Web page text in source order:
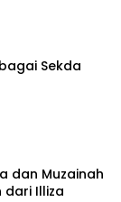
Sekda
dan Muzainah
dari Illiza